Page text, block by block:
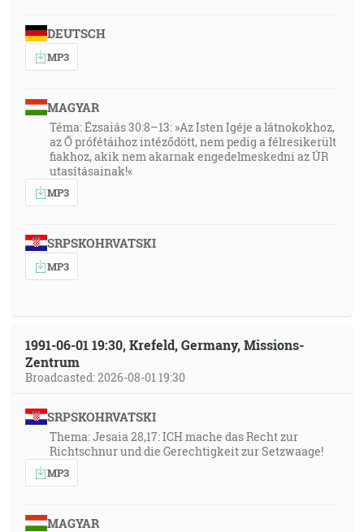
DEUTSCH
MP3
MAGYAR
Téma: Ézsaiás 30:8–13: »Az Isten Igéje a látnokokhoz,
az Ő prófétáihoz intéződött, nem pedig a félresikerült
fiakhoz, akik nem akarnak engedelmeskedni az ÚR
utasításainak!«
MP3
SRPSKOHRVATSKI
MP3
1991-06-01 19:30, Krefeld, Germany, Missions-
Zentrum
Broadcasted: 2026-08-01 19:30
SRPSKOHRVATSKI
Thema: Jesaia 28,17: ICH mache das Recht zur
Richtschnur und die Gerechtigkeit zur Setzwaage!
MP3
MAGYAR